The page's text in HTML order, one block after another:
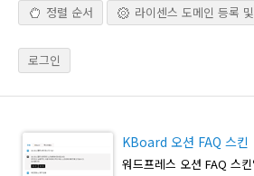
정렬 순서 라이센스 도메인 등록
로그인
KBoard 오션 FAQ 스킨